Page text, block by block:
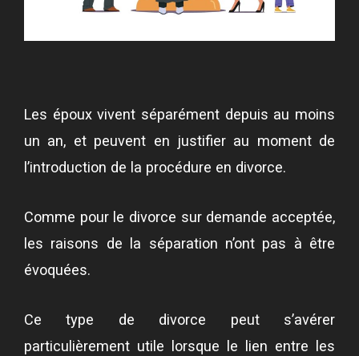
Les époux vivent séparément depuis au moins
un an, et peuvent en justifier au moment de
l’introduction de la procédure en divorce.
Comme pour le divorce sur demande acceptée,
les raisons de la séparation n’ont pas à être
évoquées.
Ce type de divorce peut s’avérer
particulièrement utile lorsque le lien entre les